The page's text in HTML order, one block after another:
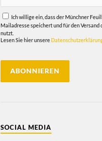
Ich willige ein, dass der Münchner
Mailadresse speichert und für den Versand
nutzt.
Lesen Sie hier unsere
SOCIAL MEDIA